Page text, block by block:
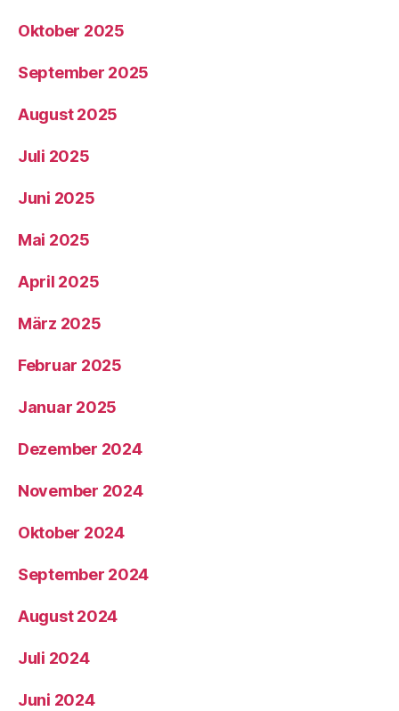
Oktober 2025
September 2025
August 2025
Juli 2025
Juni 2025
Mai 2025
April 2025
März 2025
Februar 2025
Januar 2025
Dezember 2024
November 2024
Oktober 2024
September 2024
August 2024
Juli 2024
Juni 2024